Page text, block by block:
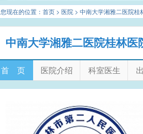
您现在的位置： 首页 > 医院 > 中南大学湘雅二医院桂
中南大学湘雅二医院桂林医
首 页 医院介绍 科室医生